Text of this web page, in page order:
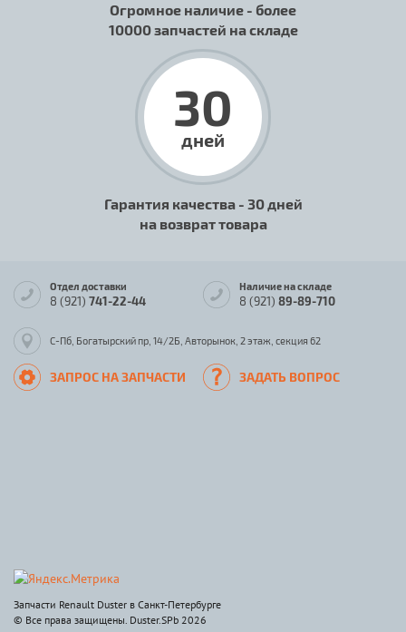
Огромное наличие - более
10000 запчастей на складе
30
дней
Гарантия качества - 30 дней
на возврат товара
Отдел доставки
8 (921) 741-22-44
Наличие на складе
8 (921) 89-89-710
С-Пб, Богатырский пр, 14/2Б, Авторынок, 2 этаж, секция 62
ЗАПРОС НА ЗАПЧАСТИ ЗАДАТЬ ВОПРОС
Запчасти Renault Duster в Санкт-Петербурге
© Все права защищены. Duster.SPb 2026